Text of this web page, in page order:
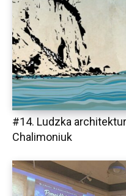
#14. Ludzka
Chalimoniuk